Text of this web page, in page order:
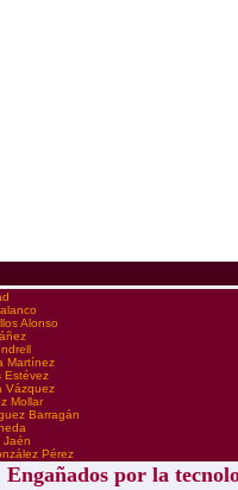
Alonso
Martínez
Estévez
Vázquez
Mollar
Barragán
Jaén
Pérez
Engañados por la